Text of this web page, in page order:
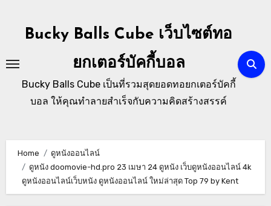
contentBucky Balls Cube เว็บไซต์ทอ
ยกเตอร์บัคกี้บอล
Bucky Balls Cube เป็นที่รวมสุดยอดทอยกเตอร์บัคกี้
บอล ให้คุณทำลายสำเร็จกับความคิดสร้างสรรค์
Home
ดูหนังออนไลน์
ดูหนัง doomovie-hd.pro 23 เมษา 24 ดูหนัง เว็บดูหนังออนไลน์ 4k
ดูหนังออนไลน์เว็บหนัง ดูหนังออนไลน์ ใหม่ล่าสุด Top 79 by Kent